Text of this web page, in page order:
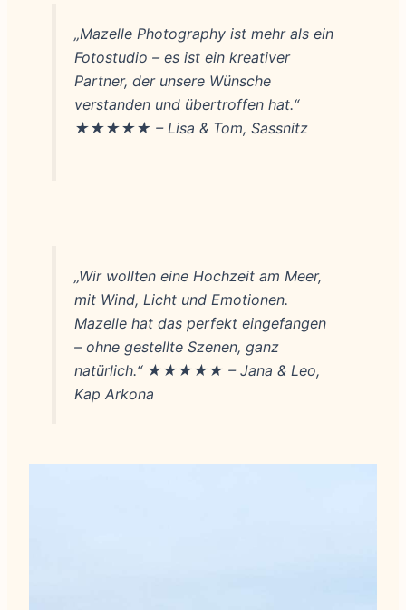
„Mazelle Photography ist mehr als ein
Fotostudio – es ist ein kreativer
Partner, der unsere Wünsche
verstanden und übertroffen hat.“
★★★★★ – Lisa & Tom, Sassnitz
„Wir wollten eine Hochzeit am Meer,
mit Wind, Licht und Emotionen.
Mazelle hat das perfekt eingefangen
– ohne gestellte Szenen, ganz
natürlich.“ ★★★★★ – Jana & Leo,
Kap Arkona